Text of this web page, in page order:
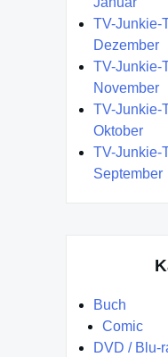
TV-Junkie-
Dezember
TV-Junkie-
November
TV-Junkie-
Oktober
TV-Junkie-
September
Buch
Comic
DVD / Blu-